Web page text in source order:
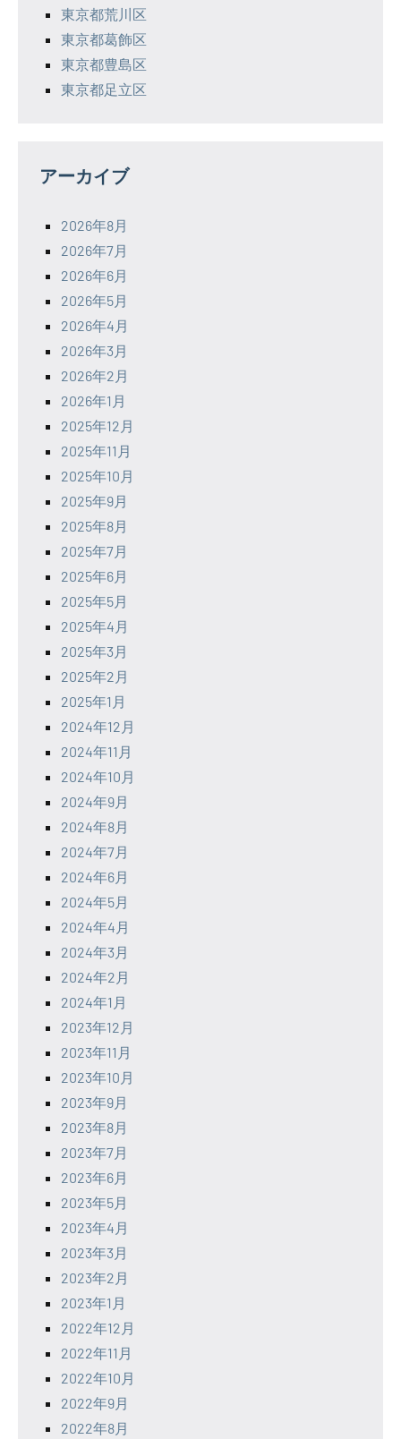
東京都荒川区
東京都葛飾区
東京都豊島区
東京都足立区
アーカイブ
2026年8月
2026年7月
2026年6月
2026年5月
2026年4月
2026年3月
2026年2月
2026年1月
2025年12月
2025年11月
2025年10月
2025年9月
2025年8月
2025年7月
2025年6月
2025年5月
2025年4月
2025年3月
2025年2月
2025年1月
2024年12月
2024年11月
2024年10月
2024年9月
2024年8月
2024年7月
2024年6月
2024年5月
2024年4月
2024年3月
2024年2月
2024年1月
2023年12月
2023年11月
2023年10月
2023年9月
2023年8月
2023年7月
2023年6月
2023年5月
2023年4月
2023年3月
2023年2月
2023年1月
2022年12月
2022年11月
2022年10月
2022年9月
2022年8月